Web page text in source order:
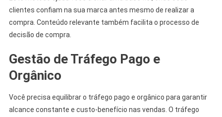
clientes confiam na sua marca antes mesmo de realizar a
compra. Conteúdo relevante também facilita o processo de
decisão de compra.
Gestão de Tráfego Pago e
Orgânico
Você precisa equilibrar o tráfego pago e orgânico para garantir
alcance constante e custo-benefício nas vendas. O tráfego